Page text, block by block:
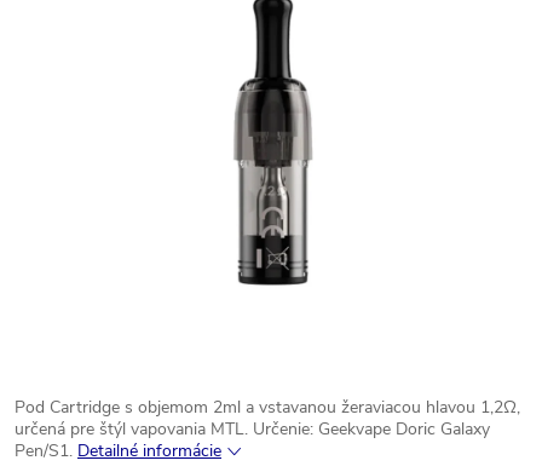
Pod Cartridge s objemom 2ml a vstavanou žeraviacou hlavou 1,2Ω,
určená pre štýl vapovania MTL. Určenie: Geekvape Doric Galaxy
Pen/S1. Detailné informácie